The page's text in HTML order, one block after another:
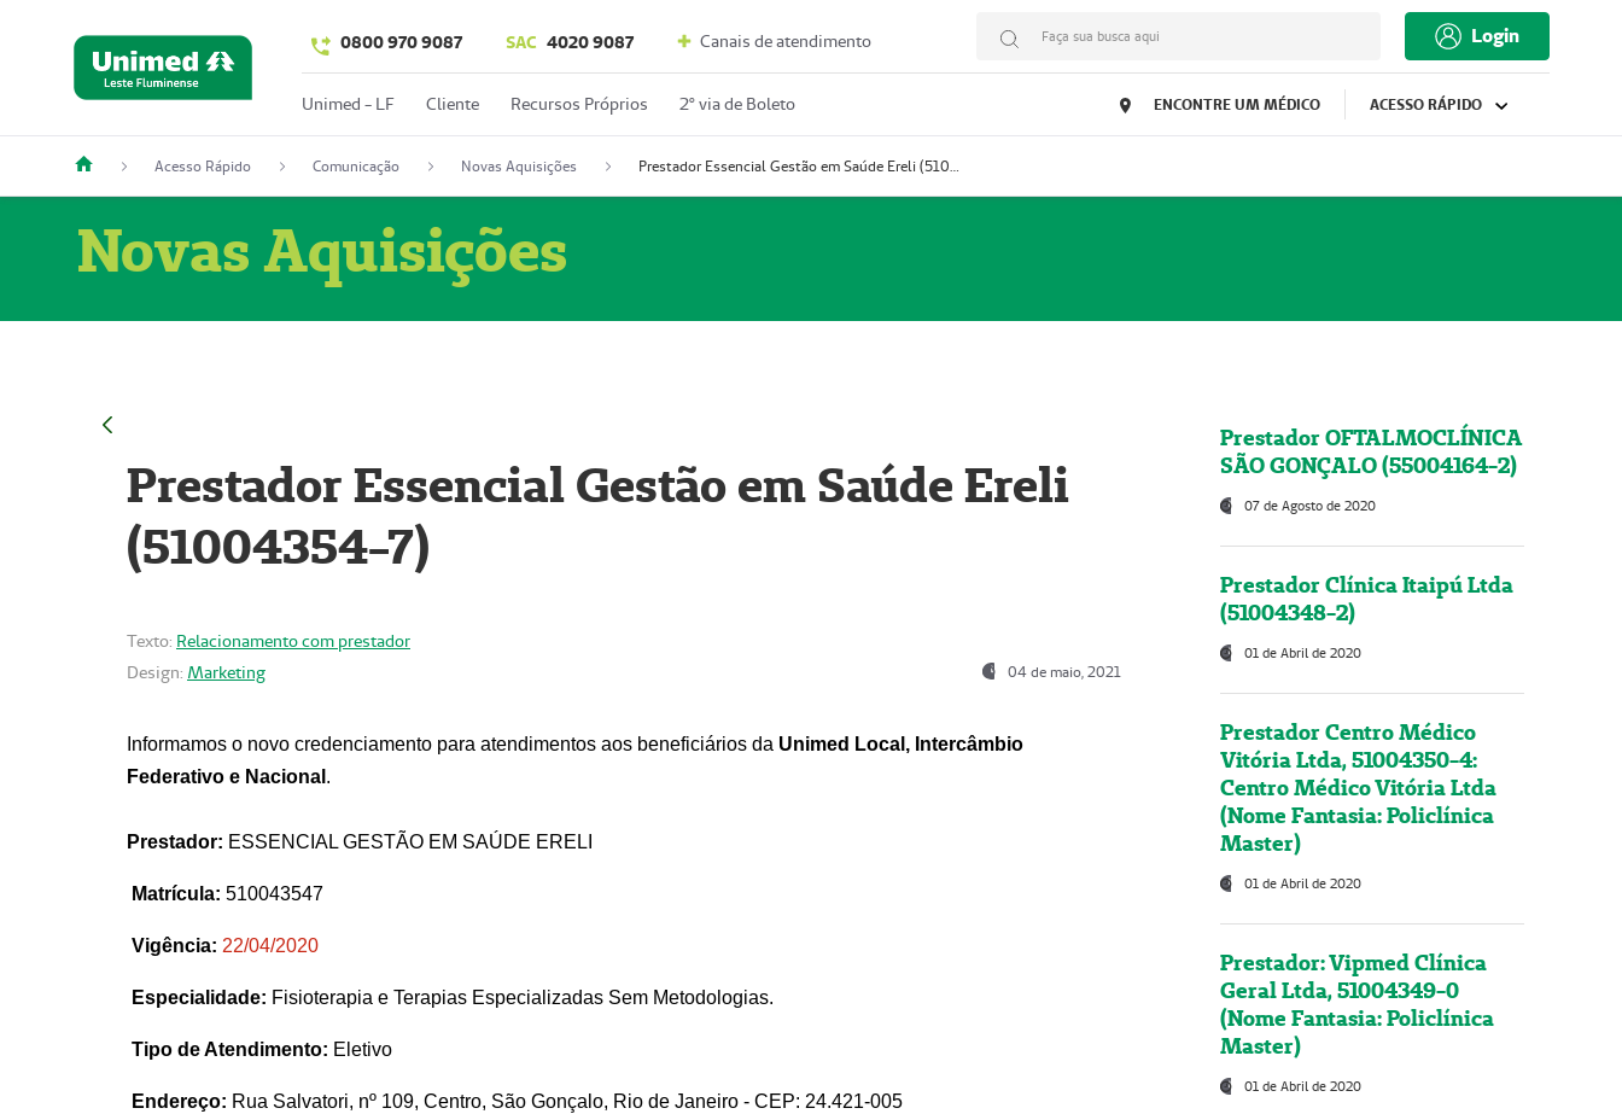
0800 970 9087 SAC 4020 9087 Canais de atendimento Faça sua busca aqui Login
Unimed - LF Cliente Recursos Próprios 2º via de Boleto ENCONTRE UM MÉDICO ACESSO RÁPIDO
Acesso Rápido Comunicação Novas Aquisições Prestador Essencial Gestão em Saúde Ereli (51004354-7)
Novas Aquisições
Prestador Essencial Gestão em Saúde Ereli
(51004354-7)
Texto: Relacionamento com prestador
Design: Marketing 04 de maio, 2021
Informamos o novo credenciamento para atendimentos aos beneficiários da Unimed Local, Intercâmbio
Federativo e Nacional .
Prestador: ESSENCIAL GESTÃO EM SAÚDE ERELI
Matrícula: 510043547
Vigência: 22/04/2020
Especialidade: Fisioterapia e Terapias Especializadas Sem Metodologias.
Tipo de Atendimento: Eletivo
Endereço: Rua Salvatori, nº 109, Centro, São Gonçalo, Rio de Janeiro - CEP: 24.421-005
Prestador OFTALMOCLÍNICA
SÃO GONÇALO (55004164-2)
07 de Agosto de 2020
Prestador Clínica Itaipú Ltda
(51004348-2)
01 de Abril de 2020
Prestador Centro Médico
Vitória Ltda, 51004350-4:
Centro Médico Vitória Ltda
(Nome Fantasia: Policlínica
Master)
01 de Abril de 2020
Prestador: Vipmed Clínica
Geral Ltda, 51004349-0
(Nome Fantasia: Policlínica
Master)
01 de Abril de 2020